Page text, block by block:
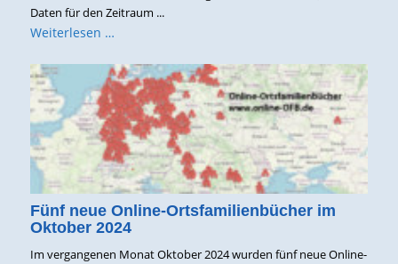
Daten für den Zeitraum ...
Weiterlesen …
Fünf neue Online-Ortsfamilienbücher im
Oktober 2024
Im vergangenen Monat Oktober 2024 wurden fünf neue Online-